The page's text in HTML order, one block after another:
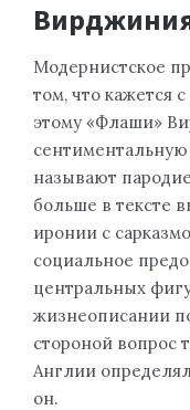
Модернистское
том, что кажется
этому «Флаши»
называют
больше в тексте
иронии с
социальное
центральных
жизнеописании
стороной вопрос
Англии
он.